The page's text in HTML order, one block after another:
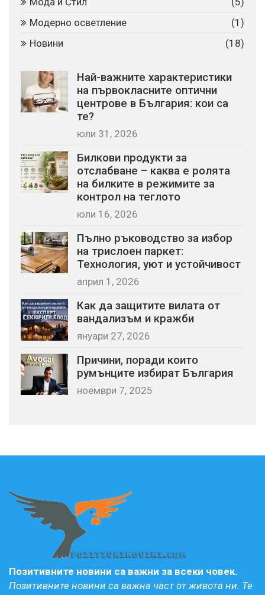
Модерно осветление
(1)
Новини
(18)
Най-важните характеристики
на първокласните оптични
центрове в България: кои са
те?
юли 31, 2026
Билкови продукти за
отслабване – каква е ролята
на билките в режимите за
контрол на теглото
юли 16, 2026
Пълно ръководство за избор
на трислоен паркет:
Технология, уют и устойчивост
април 1, 2026
Как да защитите вилата от
вандализъм и кражби
януари 27, 2026
Причини, поради които
румънците избират България
ноември 7, 2025
Позитивните новини са важни за всеки човек.
Позитивните новини са важна част от живота ни. Те